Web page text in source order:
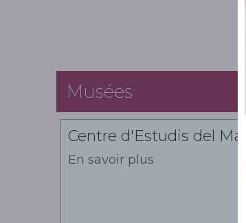
Musées
Centre d'Estudis del Mar
En savoir plus